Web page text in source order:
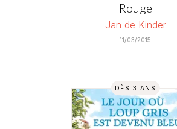
Rouge
Jan de Kinder
11/03/2015
DÈS 3 ANS